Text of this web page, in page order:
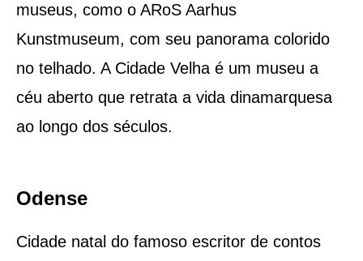
museus, como o ARoS Aarhus
Kunstmuseum, com seu panorama colorido
no telhado. A Cidade Velha é um museu a
céu aberto que retrata a vida dinamarquesa
ao longo dos séculos.
Odense
Cidade natal do famoso escritor de contos